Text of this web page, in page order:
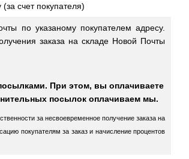
счет покупателя)
по указаному покупателем адресу.
заказа на складе Новой Почты
При этом, вы оплачиваете
посылок оплачиваем мы.
за несвоевременное получение заказа на
покупателям за заказ и начисление процентов